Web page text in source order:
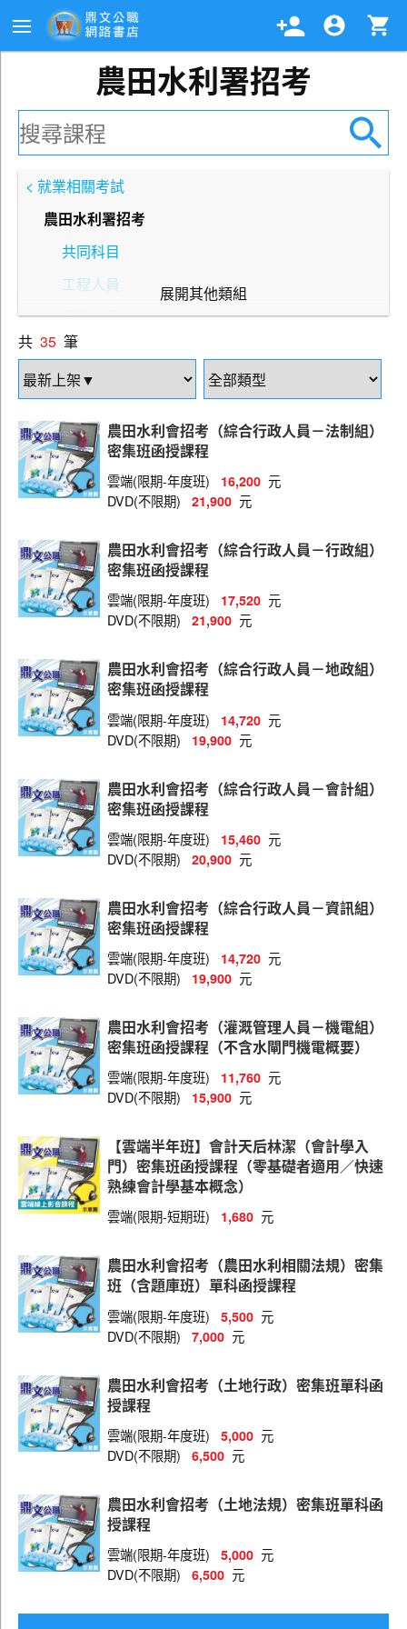
農田水利署招考
< 就業相關考試
農田水利署招考
共同科目
工程人員
電腦人員
電機人員
行政人員－地政組
行政人員－會計組
行政人員－電腦組
行政人員－法制組
灌溉管理人員－電機組
灌溉管理人員－灌溉管理組
展開其他類組
共 35 筆
農田水利會招考（綜合行政人員－法制組）
密集班函授課程
雲端(限期-年度班) 16,200 元
DVD(不限期)
21,900 元
農田水利會招考（綜合行政人員－行政組）
密集班函授課程
雲端(限期-年度班) 17,520 元
DVD(不限期)
21,900 元
農田水利會招考（綜合行政人員－地政組）
密集班函授課程
雲端(限期-年度班) 14,720 元
DVD(不限期)
19,900 元
農田水利會招考（綜合行政人員－會計組）
密集班函授課程
雲端(限期-年度班) 15,460 元
DVD(不限期)
20,900 元
農田水利會招考（綜合行政人員－資訊組）
密集班函授課程
雲端(限期-年度班) 14,720 元
DVD(不限期)
19,900 元
農田水利會招考（灌溉管理人員－機電組）
密集班函授課程（不含水閘門機電概要）
雲端(限期-年度班) 11,760 元
DVD(不限期)
15,900 元
【雲端半年班】會計天后林潔（會計學入
門）密集班函授課程（零基礎者適用／快速
熟練會計學基本概念）
雲端(限期-短期班) 1,680 元
農田水利會招考（農田水利相關法規）密集
班（含題庫班）單科函授課程
雲端(限期-年度班) 5,500 元
DVD(不限期)
7,000 元
農田水利會招考（土地行政）密集班單科函
授課程
雲端(限期-年度班) 5,000 元
DVD(不限期)
6,500 元
農田水利會招考（土地法規）密集班單科函
授課程
雲端(限期-年度班) 5,000 元
DVD(不限期)
6,500 元